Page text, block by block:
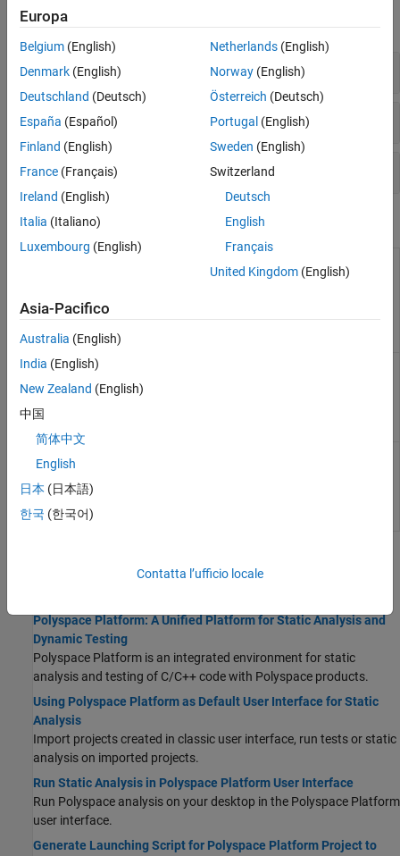
Analisi Bug Finder in Simulink
Analisi Bug Finder sui cluster
Analisi Bug Finder in MATLABCoder
espandi tutto
Progetto
Build
Analisi statica
Comandi di sistema
polyspace-
project -
merge
Platform projects, workspaces,
polyspace-
project -
convert-
psprj-to-
polyspace-
project -
generate-
script-for
Polyspace Platform: A Unified Platform for Static Analysis and
Dynamic Testing
Polyspace Platform is an integrated environment for static
analysis and testing of C/C++ code with Polyspace products.
Using Polyspace Platform as Default User Interface for Static
Analysis
Import projects created in classic user interface, run tests or static
analysis on imported projects.
Run Static Analysis in Polyspace Platform User Interface
Run Polyspace analysis on your desktop in the Polyspace Platform
user interface.
Generate Launching Script for Polyspace Platform Project to
Europa
Belgium (English)
Denmark (English)
Deutschland (Deutsch)
España (Español)
Finland (English)
France (Français)
Ireland (English)
Italia (Italiano)
Luxembourg (English)
Netherlands(English)
Norway(English)
Österreich (Deutsch)
Portugal (English)
Sweden (English)
Switzerland
Deutsch
English
Français
United Kingdom(English)
Asia-Pacifico
Australia (English)
India (English)
New Zealand (English)
中国
简体中文
English
日本 (日本語)
한국 (한국어)
Contatta l’ufficio locale